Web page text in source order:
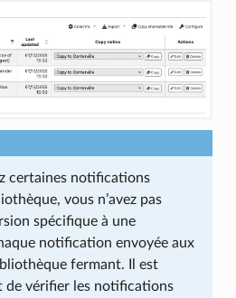
certaines notifications
vous n’avez pas
spécifique à une
notification envoyée aux
fermant. Il est
vérifier les notifications